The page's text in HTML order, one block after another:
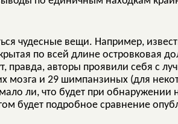
чудесные вещи. Например,
по всей длине островковая
правда, авторы проявили себя с
мозга и 29 шимпанзиных (для
ли, что будет при обнаружении
будет подробное сравнение